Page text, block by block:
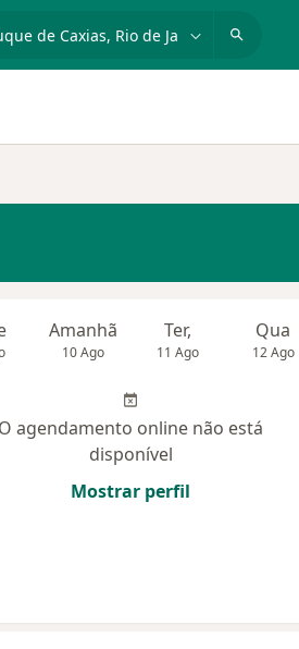
Amanhã
10 Ago
Ter,
11 Ago
Qua
12 Ago
O agendamento online não está
disponível
Mostrar perfil